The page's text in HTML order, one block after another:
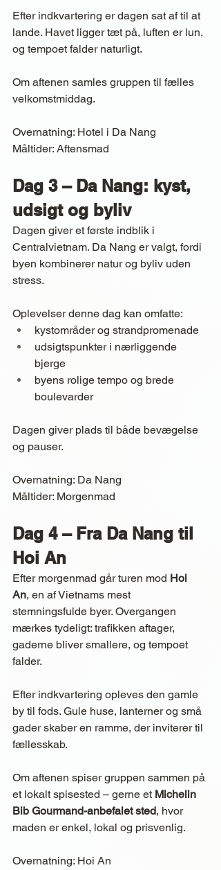
Efter indkvartering er dagen sat af til at
lande. Havet ligger tæt på, luften er lun,
og tempoet falder naturligt.
Om aftenen samles gruppen til fælles
velkomstmiddag.
Overnatning: Hotel i Da Nang
Måltider: Aftensmad
Dag 3 – Da Nang: kyst,
udsigt og byliv
Dagen giver et første indblik i
Centralvietnam. Da Nang er valgt, fordi
byen kombinerer natur og byliv uden
stress.
Oplevelser denne dag kan omfatte:
kystområder og strandpromenade
udsigtspunkter i nærliggende
bjerge
byens rolige tempo og brede
boulevarder
Dagen giver plads til både bevægelse
og pauser.
Overnatning: Da Nang
Måltider: Morgenmad
Dag 4 – Fra Da Nang til
Hoi An
Efter morgenmad går turen mod Hoi
An, en af Vietnams mest
stemningsfulde byer. Overgangen
mærkes tydeligt: trafikken aftager,
gaderne bliver smallere, og tempoet
falder.
Efter indkvartering opleves den gamle
by til fods. Gule huse, lanterner og små
gader skaber en ramme, der inviterer til
fællesskab.
Om aftenen spiser gruppen sammen på
et lokalt spisested – gerne et Michelin
Bib Gourmand-anbefalet sted, hvor
maden er enkel, lokal og prisvenlig.
Overnatning: Hoi An